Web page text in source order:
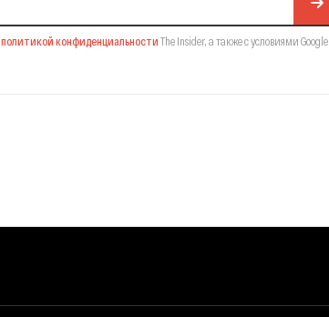
политикой конфиденциальности The Insider, а также с условиями Google